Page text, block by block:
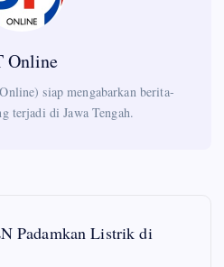
Online
siap mengabarkan berita-
terjadi di Jawa Tengah.
Padamkan Listrik di